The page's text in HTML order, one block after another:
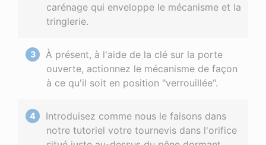
carénage qui enveloppe le mécanisme et la
tringlerie.
À présent, à l'aide de la clé sur la porte
ouverte, actionnez le mécanisme de façon
à ce qu'il soit en position "verrouillée".
Introduisez comme nous le faisons dans
notre tutoriel votre tournevis dans l'orifice